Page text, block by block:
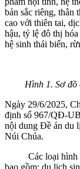
bản sắc riêng, thân
cao với thiên tai,
hậu, tỷ lệ đô thị
hệ sinh thái biển,
Hình 1. Sơ
Ngày 29/6/2025,
định số 967/QĐ-
nội dung Đề án du
Núi Chúa.
Các loại hình và